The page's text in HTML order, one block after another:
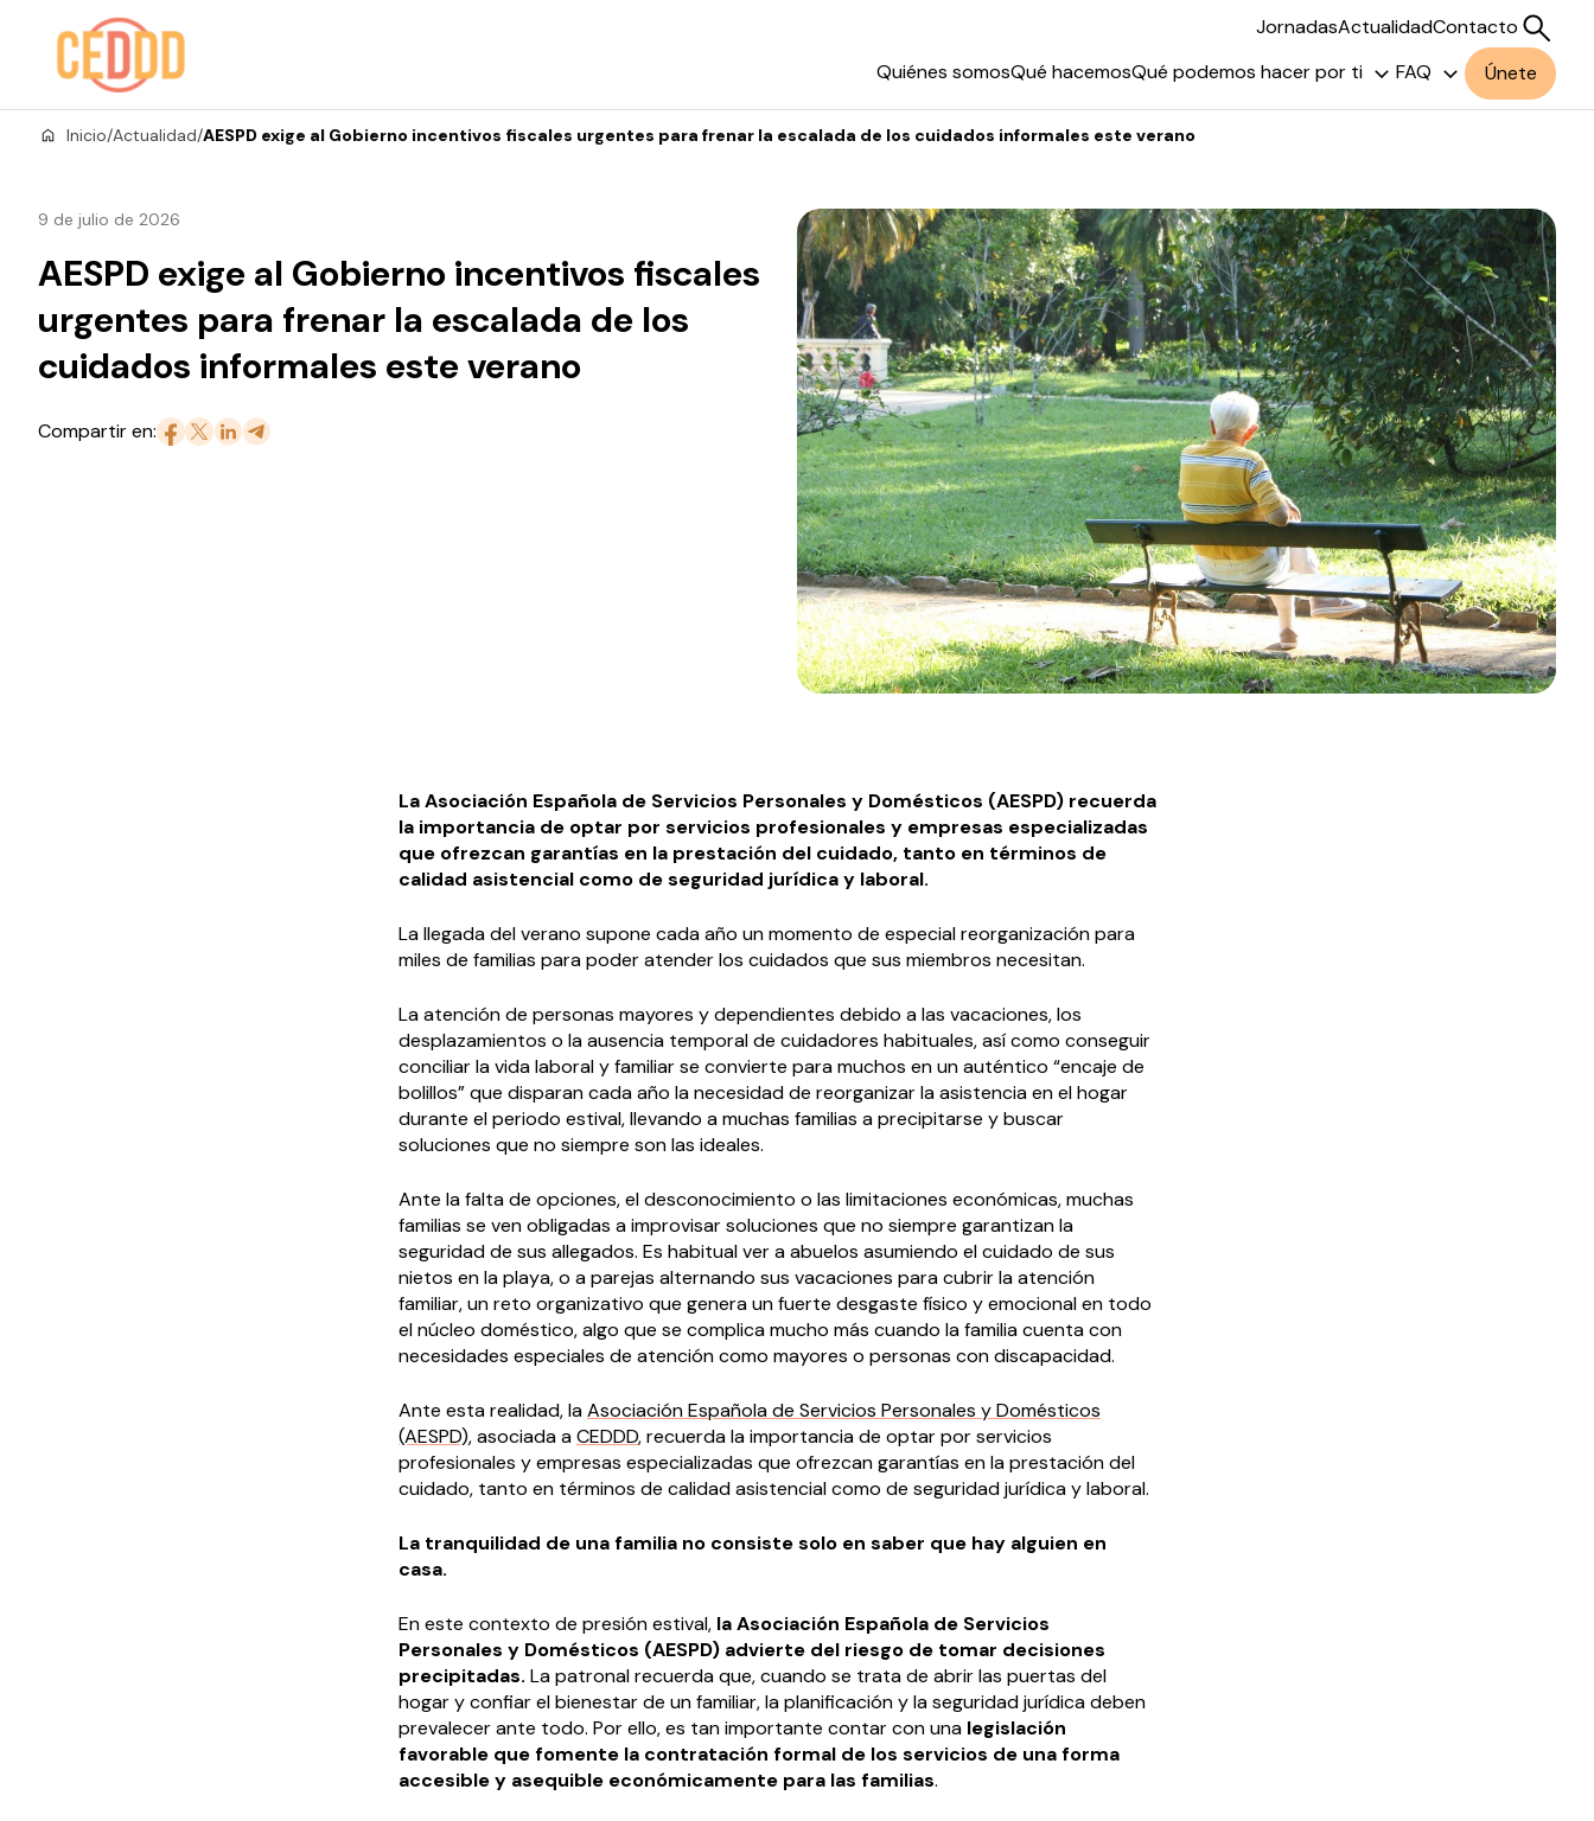
Saltar al contenido
JornadasActualidadContacto
Quiénes somosQué hacemosQué podemos hacer por ti FAQ Únete
Buscar
Inicio/Actualidad/AESPD exige al Gobierno incentivos fiscales urgentes para frenar la escalada de los cuidados informales este verano
9 de julio de 2026
AESPD exige al Gobierno incentivos fiscales
urgentes para frenar la escalada de los
cuidados informales este verano
Compartir en:
La Asociación Española de Servicios Personales y Domésticos (AESPD) recuerda
la importancia de optar por servicios profesionales y empresas especializadas
que ofrezcan garantías en la prestación del cuidado, tanto en términos de
calidad asistencial como de seguridad jurídica y laboral.
La llegada del verano supone cada año un momento de especial reorganización para
miles de familias para poder atender los cuidados que sus miembros necesitan.
La atención de personas mayores y dependientes debido a las vacaciones, los
desplazamientos o la ausencia temporal de cuidadores habituales, así como conseguir
conciliar la vida laboral y familiar se convierte para muchos en un auténtico “encaje de
bolillos” que disparan cada año la necesidad de reorganizar la asistencia en el hogar
durante el periodo estival, llevando a muchas familias a precipitarse y buscar
soluciones que no siempre son las ideales.
Ante la falta de opciones, el desconocimiento o las limitaciones económicas, muchas
familias se ven obligadas a improvisar soluciones que no siempre garantizan la
seguridad de sus allegados. Es habitual ver a abuelos asumiendo el cuidado de sus
nietos en la playa, o a parejas alternando sus vacaciones para cubrir la atención
familiar, un reto organizativo que genera un fuerte desgaste físico y emocional en todo
el núcleo doméstico, algo que se complica mucho más cuando la familia cuenta con
necesidades especiales de atención como mayores o personas con discapacidad.
Ante esta realidad, laAsociación Española de Servicios Personales y Domésticos
(AESPD), asociada aCEDDD, recuerda la importancia de optar por servicios
profesionales y empresas especializadas que ofrezcan garantías en la prestación del
cuidado, tanto en términos de calidad asistencial como de seguridad jurídica y laboral.
La tranquilidad de una familia no consiste solo en saber que hay alguien en
casa.
En este contexto de presión estival, la Asociación Española de Servicios
Personales y Domésticos (AESPD) advierte del riesgo de tomar decisiones
precipitadas. La patronal recuerda que, cuando se trata de abrir las puertas del
hogar y confiar el bienestar de un familiar, la planificación y la seguridad jurídica deben
prevalecer ante todo. Por ello, es tan importante contar con una legislación
favorable que fomente la contratación formal de los servicios de una forma
accesible y asequible económicamente para las familias.